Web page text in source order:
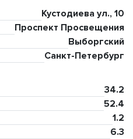
Кустодиева ул., 10
Проспект Просвещения
Выборгский
Санкт-Петербург
34.2
52.4
1.2
6.3